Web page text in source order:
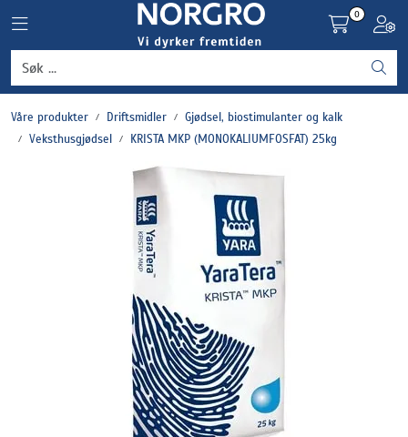
Toggle navigation
0
Våre produkter Driftsmidler
Gjødsel, biostimulanter og kalk
Veksthusgjødsel
KRISTA MKP (MONOKALIUMFOSFAT) 25kg
Grønnsaker
Settepotet og setteløk
Plantevern og nyttedyr
Blomster, potter og brett